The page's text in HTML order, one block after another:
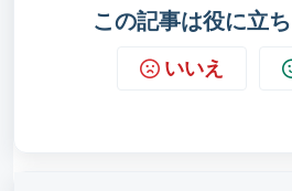
この記事は役に立
いいえ